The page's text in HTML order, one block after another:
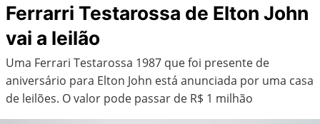
Ferrarri Testarossa de Elton John
vai a leilão
Uma Ferrari Testarossa 1987 que foi presente de
aniversário para Elton John está anunciada por uma casa
de leilões. O valor pode passar de R$ 1 milhão